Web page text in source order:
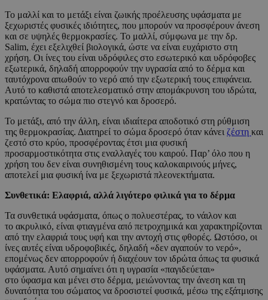
Το μαλλί και το μετάξι είναι ζωικής προέλευσης υφάσματα με
ξεχωριστές φυσικές ιδιότητες, που μπορούν να προσφέρουν άνεση
και σε υψηλές θερμοκρασίες. Το μαλλί, σύμφωνα με την δρ.
Salim, έχει εξελιχθεί βιολογικά, ώστε να είναι ευχάριστο στη
χρήση. Οι ίνες του είναι υδρόφιλες στο εσωτερικό και υδρόφοβες
εξωτερικά, δηλαδή απορροφούν την υγρασία από το δέρμα και
ταυτόχρονα απωθούν το νερό από την εξωτερική τους επιφάνεια.
Αυτό το καθιστά αποτελεσματικό στην απομάκρυνση του ιδρώτα,
κρατώντας το σώμα πιο στεγνό και δροσερό.
Το μετάξι, από την άλλη, είναι ιδιαίτερα αποδοτικό στη ρύθμιση
της θερμοκρασίας. Διατηρεί το σώμα δροσερό όταν κάνει ζέστη και
ζεστό στο κρύο, προσφέροντας έτσι μια φυσική
προσαρμοστικότητα στις εναλλαγές του καιρού. Παρ’ όλο που η
χρήση του δεν είναι συνηθισμένη τους καλοκαιρινούς μήνες,
αποτελεί μια φυσική ίνα με ξεχωριστά πλεονεκτήματα.
Συνθετικά: Ελαφριά, αλλά λιγότερο φιλικά για το δέρμα
Τα συνθετικά υφάσματα, όπως ο πολυεστέρας, το νάιλον και
το ακρυλικό, είναι φτιαγμένα από πετροχημικά και χαρακτηρίζονται
από την ελαφριά τους υφή και την αντοχή στις φθορές. Ωστόσο, οι
ίνες αυτές είναι υδροφοβικές, δηλαδή «δεν αγαπούν το νερό»,
επομένως δεν απορροφούν ή διαχέουν τον ιδρώτα όπως τα φυσικά
υφάσματα. Αυτό σημαίνει ότι η υγρασία «παγιδεύεται»
στο ύφασμα και μένει στο δέρμα, μειώνοντας την άνεση και τη
δυνατότητα του σώματος να δροσιστεί φυσικά, μέσω της εξάτμισης